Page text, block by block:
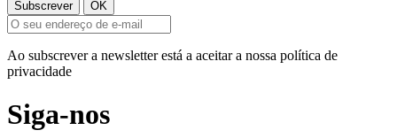
Ao subscrever a newsletter está a aceitar a nossa política de
privacidade
Siga-nos